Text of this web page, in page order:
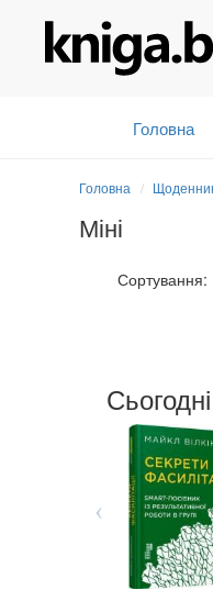
Головна
Головна
Міні
Сортування: